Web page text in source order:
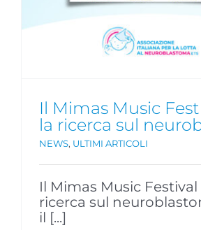
Il Mimas Music
la ricerca sul
NEWS, ULTIMI ARTICOLI
Il Mimas Music Festival
ricerca sul
il [...]